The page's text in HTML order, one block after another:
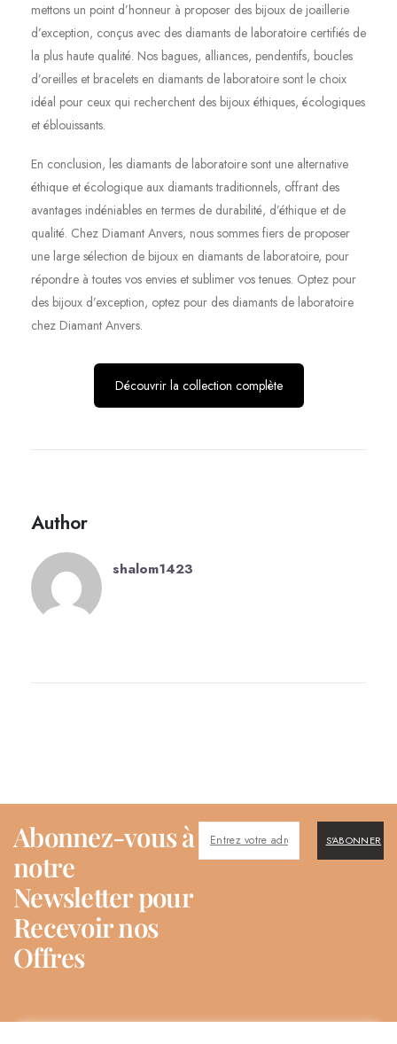
mettons un point d’honneur à proposer des bijoux de joaillerie
d’exception, conçus avec des diamants de laboratoire certifiés de
la plus haute qualité. Nos bagues, alliances, pendentifs, boucles
d’oreilles et bracelets en diamants de laboratoire sont le choix
idéal pour ceux qui recherchent des bijoux éthiques, écologiques
et éblouissants.
En conclusion, les diamants de laboratoire sont une alternative
éthique et écologique aux diamants traditionnels, offrant des
avantages indéniables en termes de durabilité, d’éthique et de
qualité. Chez Diamant Anvers, nous sommes fiers de proposer
une large sélection de bijoux en diamants de laboratoire, pour
répondre à toutes vos envies et sublimer vos tenues. Optez pour
des bijoux d’exception, optez pour des diamants de laboratoire
chez Diamant Anvers.
Découvrir la collection complète
Author
shalom1423
Abonnez-vous à
notre
Newsletter pour
Recevoir nos
Offres
S'ABONNER